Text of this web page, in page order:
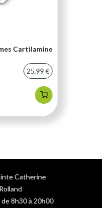
Cartilamine
25,99 €
Catherine
8h30 à 20h00